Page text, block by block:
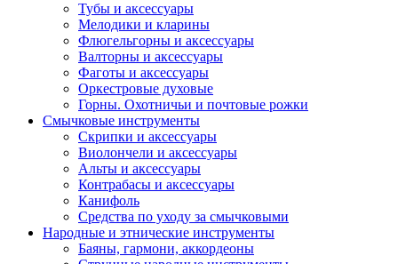
Тубы и аксессуары
Мелодики и кларины
Флюгельгорны и аксессуары
Валторны и аксессуары
Фаготы и аксессуары
Оркестровые духовые
Горны. Охотничьи и почтовые рожки
Смычковые инструменты
Скрипки и аксессуары
Виолончели и аксессуары
Альты и аксессуары
Контрабасы и аксессуары
Канифоль
Средства по уходу за смычковыми
Народные и этнические инструменты
Баяны, гармони, аккордеоны